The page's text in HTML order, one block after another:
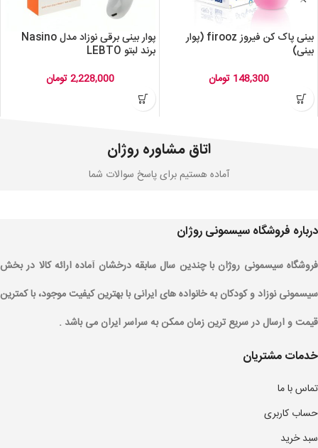
بینی پاک کن فیروز firooz (پوار
بینی)
148,300 تومان
پوار بینی برقی نوزاد مدل Nasino
برند لبتو LEBTO
2,228,000تومان
اتاق مشاوره روژان
آماده هستیم برای پاسخ سوالات شما
درباره فروشگاه سیسمونی روژان
فروشگاه سیسمونی روژان با چندین سال سابقه درخشان آماده ارائه کالا در بخش
سیسمونی نوزاد و کودکان به خانواده های ایرانی با بهترین کیفیت موجود، با کمترین
قیمت و ارسال در سریع ترین زمان ممکن به سراسر ایران می باشد .
خدمات مشتریان
تماس با ما
حساب کاربری
سبد خرید